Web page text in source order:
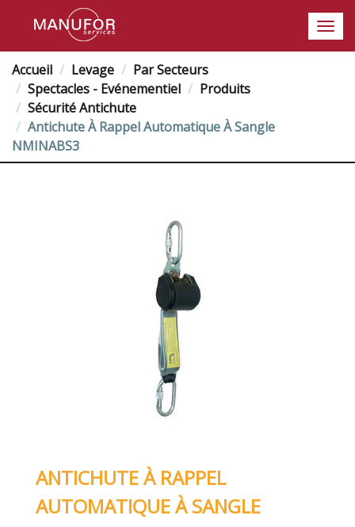
Accueil Levage
Par Secteurs
Spectacles - Evénementiel
Produits
Sécurité Antichute
Antichute À Rappel Automatique À Sangle
NMINABS3
ANTICHUTE À RAPPEL
AUTOMATIQUE À SANGLE